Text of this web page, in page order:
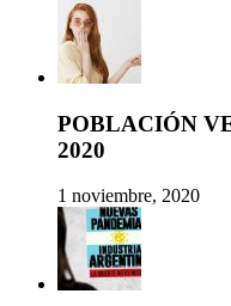
POBLACIÓN
2020
1 noviembre, 2020